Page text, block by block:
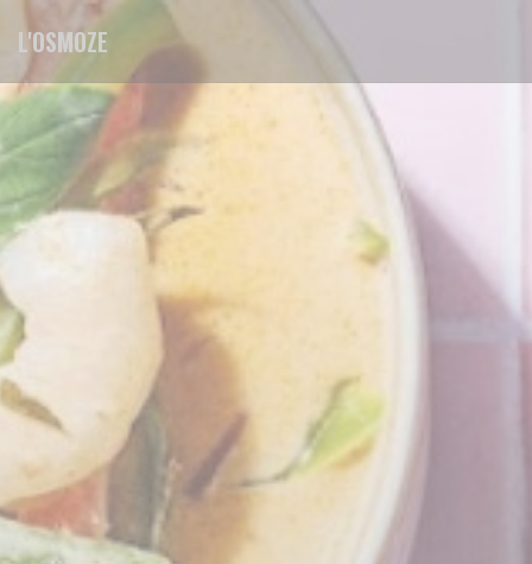
Panel pro správu cookies
L'OSMOZE